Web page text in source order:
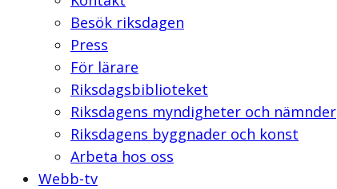
Besök riksdagen
Press
För lärare
Riksdagsbiblioteket
Riksdagens myndigheter och nämnder
Riksdagens byggnader och konst
Arbeta hos oss
Webb-tv